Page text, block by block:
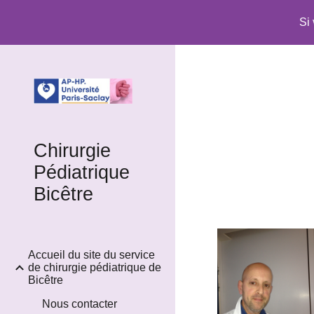
Si
Chirurgie
Pédiatrique
Bicêtre
Accueil du site du service
de chirurgie pédiatrique de
Bicêtre
Nous contacter